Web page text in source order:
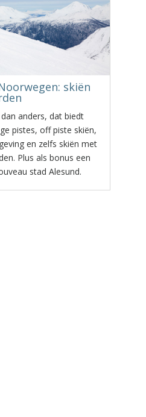
skiën
anders, dat biedt
pistes, off piste skiën,
en zelfs skiën met
Plus als bonus een
stad Alesund.